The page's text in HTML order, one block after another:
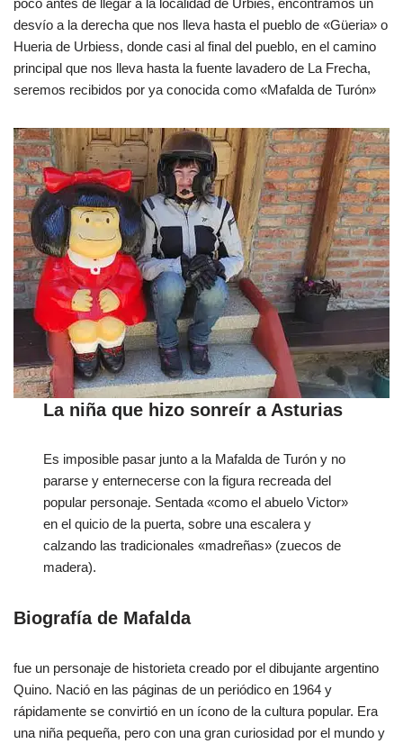
poco antes de llegar a la localidad de Urbies, encontramos un
desvío a la derecha que nos lleva hasta el pueblo de «Güeria» o
Hueria de Urbiess, donde casi al final del pueblo, en el camino
principal que nos lleva hasta la fuente lavadero de La Frecha,
seremos recibidos por ya conocida como «Mafalda de Turón»
La niña que hizo sonreír a Asturias
Es imposible pasar junto a la Mafalda de Turón y no
pararse y enternecerse con la figura recreada del
popular personaje. Sentada «como el abuelo Victor»
en el quicio de la puerta, sobre una escalera y
calzando las tradicionales «madreñas» (zuecos de
madera).
Biografía de Mafalda
fue un personaje de historieta creado por el dibujante argentino
Quino. Nació en las páginas de un periódico en 1964 y
rápidamente se convirtió en un ícono de la cultura popular. Era
una niña pequeña, pero con una gran curiosidad por el mundo y